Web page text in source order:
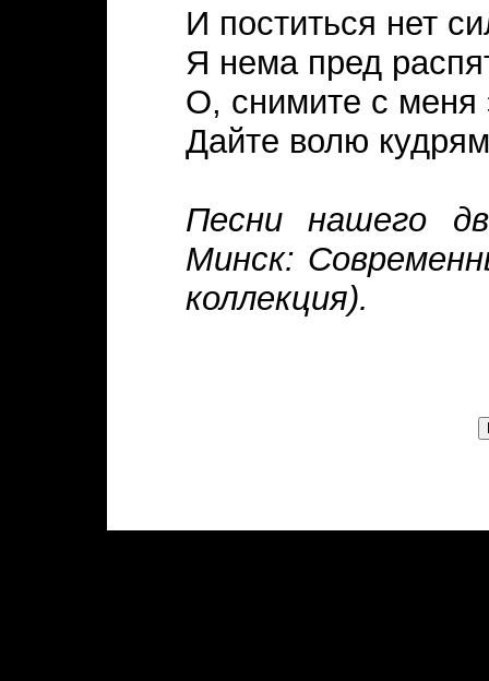
И поститься нет
Я нема пред
О, снимите с меня
Дайте волю
Песни нашего
Минск:
коллекция).